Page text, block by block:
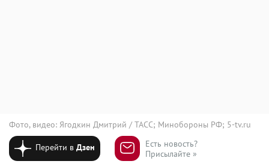
Фото, видео: Ягодкин Дмитрий / ТАСС; Минобороны РФ; 5-tv.ru
Перейти вДзен
Есть новость?
Присылайте »